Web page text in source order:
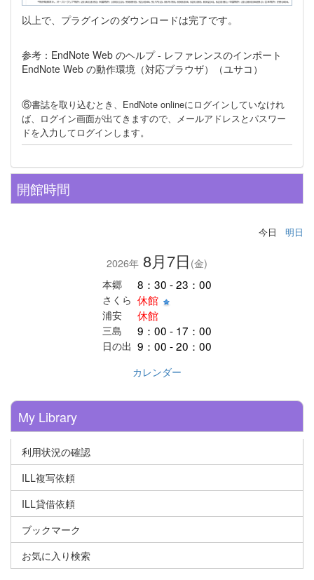
以上で、プラグインのダウンロードは完了です。
参考：EndNote Web のヘルプ - レファレンスのインポート
EndNote Web の動作環境（対応ブラウザ）（ユサコ）
⑥書誌を取り込むとき、EndNote onlineにログインしていなけれ
ば、ログイン画面が出てきますので、メールアドレスとパスワー
ドを入力してログインします。
開館時間
今日 明日
2026年 8月7日 (金)
本郷
8：30 - 23：00
さくら 休館
浦安 休館
三島 9：00 - 17：00
日の出 9：00 - 20：00
カレンダー
My Library
利用状況の確認
ILL複写依頼
ILL貸借依頼
ブックマーク
お気に入り検索